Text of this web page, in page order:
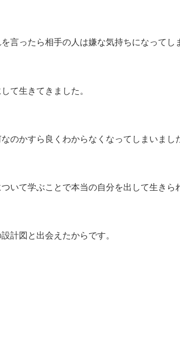
言ったら相手の人は嫌な気持ちになってし
て生きてきました。
のかすら良くわからなくなってしまいまし
いて学ぶことで本当の自分を出して生きら
計図と出会えたからです。